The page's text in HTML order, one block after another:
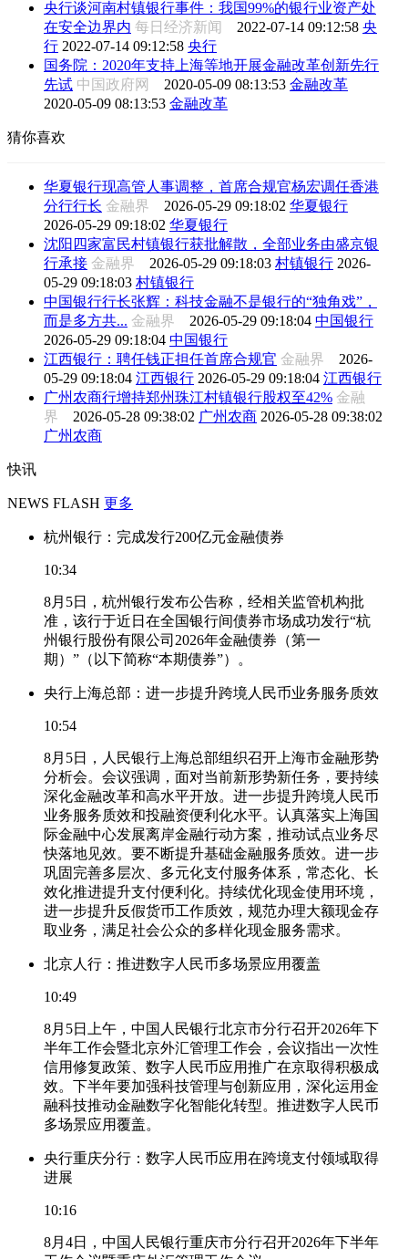
央行谈河南村镇银行事件：我国99%的银行业资产处
在安全边界内 每日经济新闻 2022-07-14 09:12:58 央
行 2022-07-14 09:12:58 央行
国务院：2020年支持上海等地开展金融改革创新先行
先试 中国政府网 2020-05-09 08:13:53 金融改革
2020-05-09 08:13:53 金融改革
猜你喜欢
华夏银行现高管人事调整，首席合规官杨宏调任香港
分行行长 金融界 2026-05-29 09:18:02 华夏银行
2026-05-29 09:18:02 华夏银行
沈阳四家富民村镇银行获批解散，全部业务由盛京银
行承接 金融界 2026-05-29 09:18:03 村镇银行 2026-
05-29 09:18:03 村镇银行
中国银行行长张辉：科技金融不是银行的“独角戏”，
而是多方共... 金融界 2026-05-29 09:18:04 中国银行
2026-05-29 09:18:04 中国银行
江西银行：聘任钱正担任首席合规官 金融界 2026-
05-29 09:18:04 江西银行 2026-05-29 09:18:04 江西银行
广州农商行增持郑州珠江村镇银行股权至42% 金融
界 2026-05-28 09:38:02 广州农商 2026-05-28 09:38:02
广州农商
快讯
NEWS FLASH 更多
杭州银行：完成发行200亿元金融债券
10:34
8月5日，杭州银行发布公告称，经相关监管机构批
准，该行于近日在全国银行间债券市场成功发行“杭
州银行股份有限公司2026年金融债券（第一
期）”（以下简称“本期债券”）。
央行上海总部：进一步提升跨境人民币业务服务质效
10:54
8月5日，人民银行上海总部组织召开上海市金融形势
分析会。会议强调，面对当前新形势新任务，要持续
深化金融改革和高水平开放。进一步提升跨境人民币
业务服务质效和投融资便利化水平。认真落实上海国
际金融中心发展离岸金融行动方案，推动试点业务尽
快落地见效。要不断提升基础金融服务质效。进一步
巩固完善多层次、多元化支付服务体系，常态化、长
效化推进提升支付便利化。持续优化现金使用环境，
进一步提升反假货币工作质效，规范办理大额现金存
取业务，满足社会公众的多样化现金服务需求。
北京人行：推进数字人民币多场景应用覆盖
10:49
8月5日上午，中国人民银行北京市分行召开2026年下
半年工作会暨北京外汇管理工作会，会议指出一次性
信用修复政策、数字人民币应用推广在京取得积极成
效。下半年要加强科技管理与创新应用，深化运用金
融科技推动金融数字化智能化转型。推进数字人民币
多场景应用覆盖。
央行重庆分行：数字人民币应用在跨境支付领域取得
进展
10:16
8月4日，中国人民银行重庆市分行召开2026年下半年